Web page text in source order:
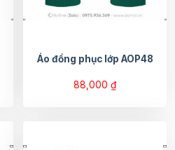
Áo đồng phục lớp AOP48
88,000 ₫